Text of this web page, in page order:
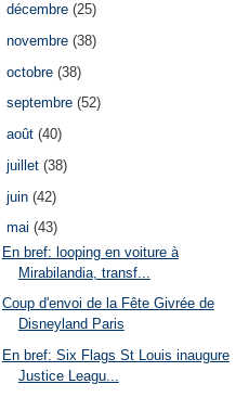
décembre (25)
novembre (38)
octobre (38)
septembre (52)
août (40)
juillet (38)
juin (42)
mai (43)
En bref: looping en voiture à
Mirabilandia, transf...
Coup d'envoi de la Fête Givrée de
Disneyland Paris
En bref: Six Flags St Louis inaugure
Justice Leagu...